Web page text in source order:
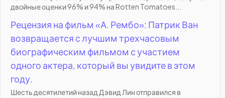
двойные оценки 96% и 94% на Rotten Tomatoes...
Рецензия на фильм «А. Рембо»: Патрик Ван
возвращается с лучшим трехчасовым
биографическим фильмом с участием
одного актера, который вы увидите в этом
году.
Шесть десятилетий назад Дэвид Лин отправился в